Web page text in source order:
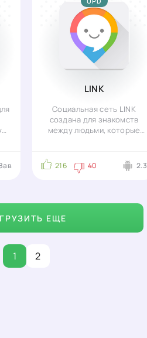
LINK
Социальная сеть LINK
создана для знакомств
между людьми, которые
216 40 2.3
ЕЩЕ
1 2